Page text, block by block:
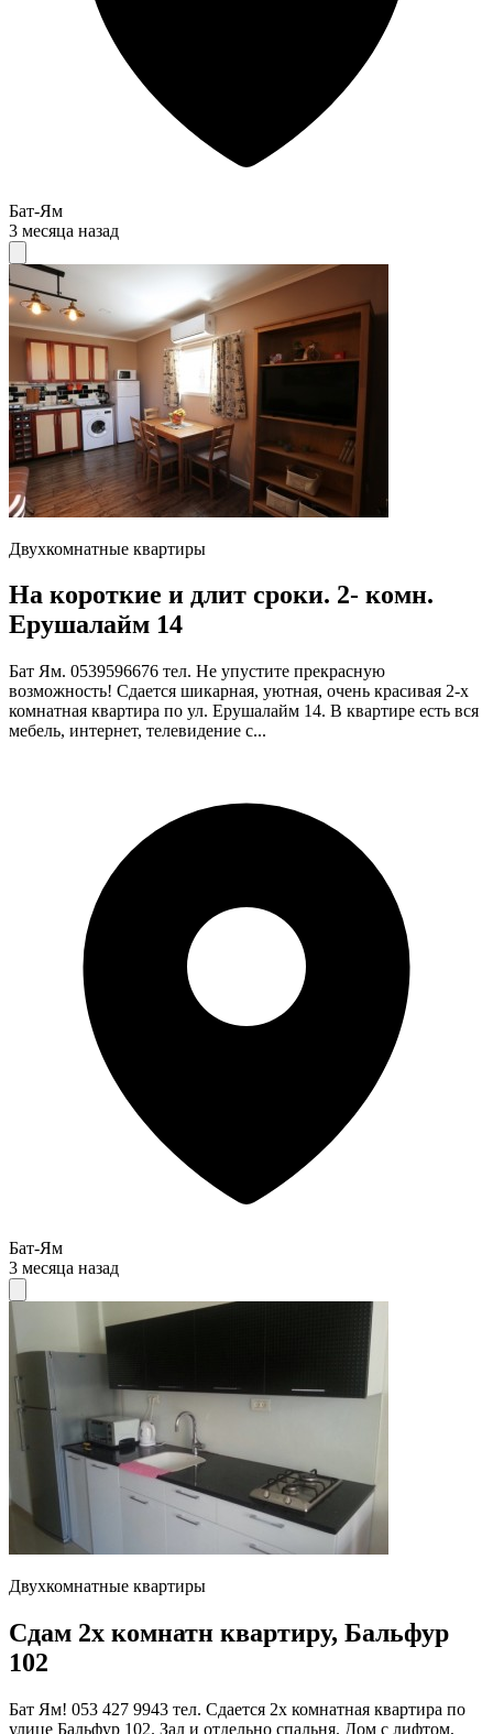
Бат-Ям
3 месяца назад
Двухкомнатные квартиры
На короткие и длит сроки. 2- комн.
Ерушалайм 14
Бат Ям. 0539596676 тел. Не упустите прекрасную
возможность! Сдается шикарная, уютная, очень красивая 2-х
комнатная квартира по ул. Ерушалайм 14. В квартире есть вся
мебель, интернет, телевидение с...
Бат-Ям
3 месяца назад
Двухкомнатные квартиры
Сдам 2х комнатн квартиру, Бальфур
102
Бат Ям! 053 427 9943 тел. Сдается 2х комнатная квартира по
улице Бальфур 102. Зал и отдельно спальня. Дом с лифтом,